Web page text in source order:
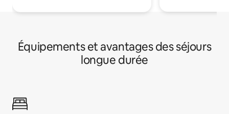
Équipements et avantages des séjours
longue durée